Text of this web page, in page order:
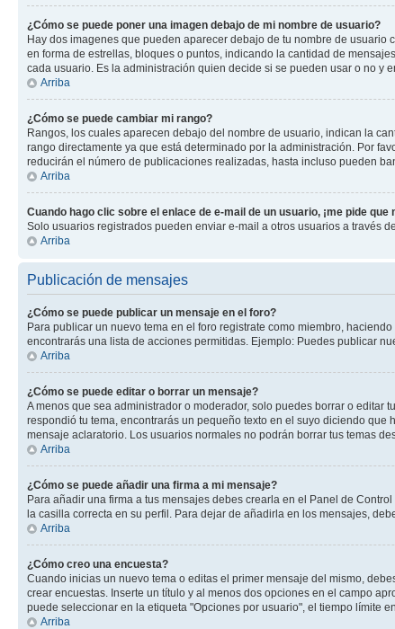
¿Cómo se puede poner una imagen debajo de mi nombre de usuario?
Hay dos imagenes que pueden aparecer debajo de tu nombre de
en forma de estrellas, bloques o puntos, indicando la cantidad de
cada usuario. Es la administración quien decide si se pueden usar o no y
Arriba
¿Cómo se puede cambiar mi rango?
Rangos, los cuales aparecen debajo del nombre de usuario, indican la
rango directamente ya que está determinado por la administración. Por
reducirán el número de publicaciones realizadas, hasta incluso pueden
Arriba
Cuando hago clic sobre el enlace de e-mail de un usuario, ¡me pide que
Solo usuarios registrados pueden enviar e-mail a otros usuarios a través
Arriba
Publicación de mensajes
¿Cómo se puede publicar un mensaje en el foro?
Para publicar un nuevo tema en el foro registrate como miembro,
encontrarás una lista de acciones permitidas. Ejemplo: Puedes publicar
Arriba
¿Cómo se puede editar o borrar un mensaje?
A menos que sea administrador o moderador, solo puedes borrar o editar
respondió tu tema, encontrarás un pequeño texto en el suyo diciendo
mensaje aclaratorio. Los usuarios normales no podrán borrar tus temas
Arriba
¿Cómo se puede añadir una firma a mi mensaje?
Para añadir una firma a tus mensajes debes crearla en el Panel de
la casilla correcta en su perfil. Para dejar de añadirla en los mensajes,
Arriba
¿Cómo creo una encuesta?
Cuando inicias un nuevo tema o editas el primer mensaje del mismo,
crear encuestas. Inserte un título y al menos dos opciones en el campo
puede seleccionar en la etiqueta "Opciones por usuario", el tiempo límite
Arriba